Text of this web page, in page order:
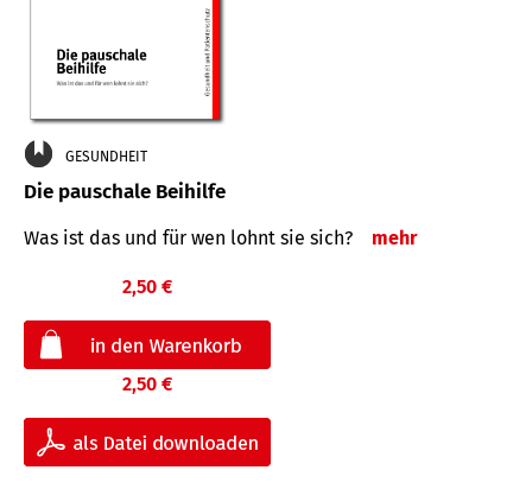
GESUNDHEIT
Die pauschale Beihilfe
Was ist das und für wen lohnt sie sich? mehr
2,50 €
2,50 €